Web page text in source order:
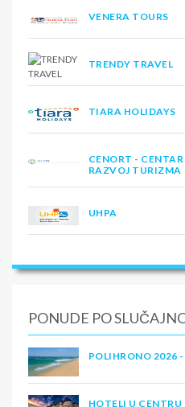
VENERA TOURS
TRENDY TRAVEL
TIARA HOLIDAYS
CENORT -
RAZVOJ TURIZMA
UHPA
PONUDE PO
POLIHRONO 2026
HOTELI U CENTRU